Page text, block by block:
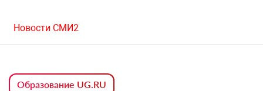
Новости СМИ2
Образование UG.RU